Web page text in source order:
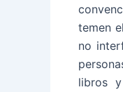
temen
no
libros